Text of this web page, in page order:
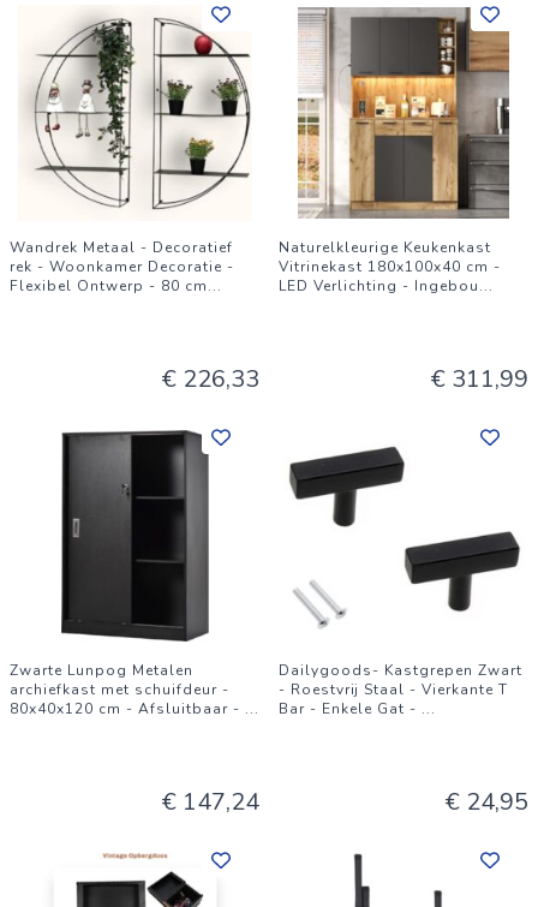
Wandrek Metaal - Decoratief
rek - Woonkamer Decoratie -
Flexibel Ontwerp - 80 cm...
€ 226,33
Naturelkleurige Keukenkast
Vitrinekast 180x100x40 cm -
LED Verlichting - Ingebou...
€ 311,99
Zwarte Lunpog Metalen
archiefkast met schuifdeur -
80x40x120 cm - Afsluitbaar - ...
€ 147,24
Dailygoods- Kastgrepen Zwart
- Roestvrij Staal - Vierkante T
Bar - Enkele Gat - ...
€ 24,95